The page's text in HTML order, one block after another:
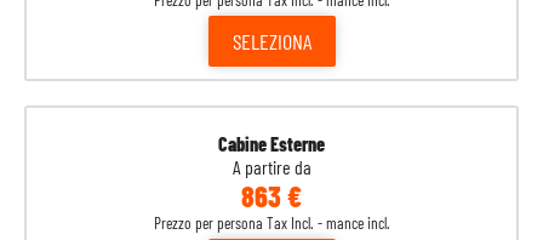
SELEZIONA
Cabine Esterne
A partire da
863 €
Prezzo per persona Tax Incl. - mance incl.